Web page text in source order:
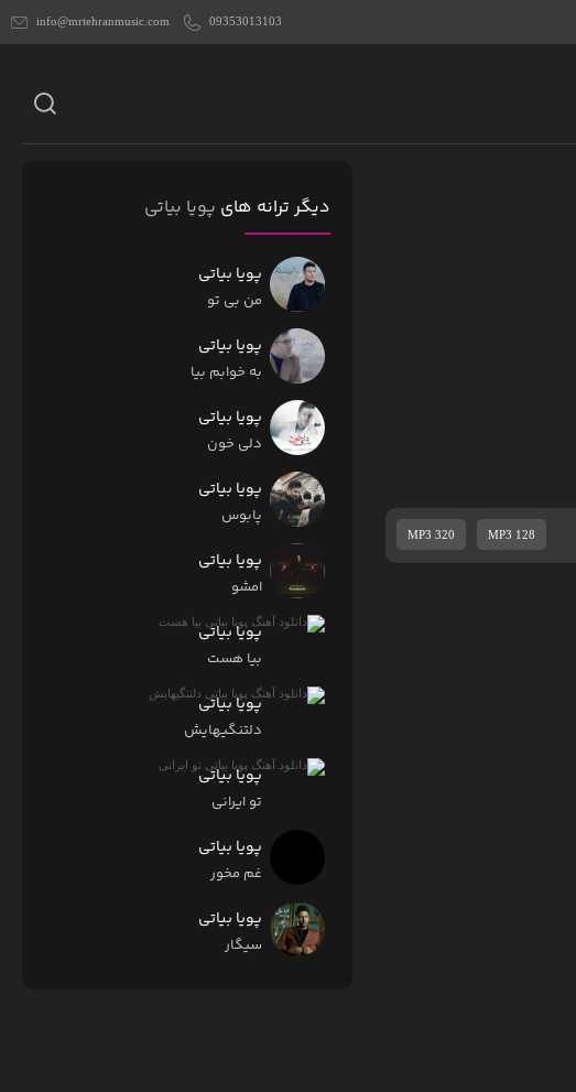
info@mrtehranmusic.com 09353013103
MP3 320 MP3 128
دیگر ترانه های پویا بیاتی
پویا بیاتی
من بی تو
پویا بیاتی
به خوابم بیا
پویا بیاتی
دلی خون
پویا بیاتی
پابوس
پویا بیاتی
امشو
پویا بیاتی
بیا هست
پویا بیاتی
دلتنگیهایش
پویا بیاتی
تو ایرانی
پویا بیاتی
غم مخور
پویا بیاتی
سیگار